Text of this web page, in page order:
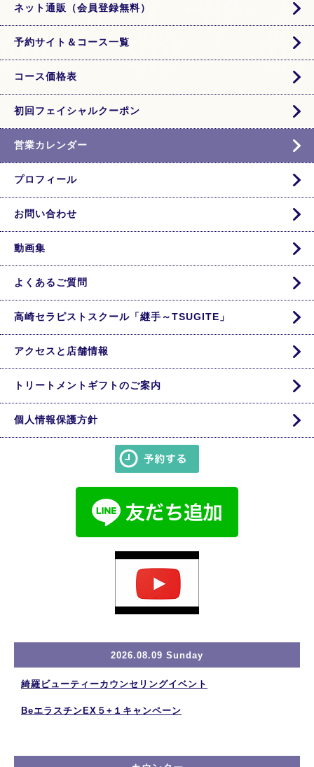
ネット通販（会員登録無料）
予約サイト＆コース一覧
コース価格表
初回フェイシャルクーポン
営業カレンダー
プロフィール
お問い合わせ
動画集
よくあるご質問
高崎セラピストスクール「継手～TSUGITE」
アクセスと店舗情報
トリートメントギフトのご案内
個人情報保護方針
2026.08.09 Sunday
綺羅ビューティーカウンセリングイベント
BeエラスチンEX５+１キャンペーン